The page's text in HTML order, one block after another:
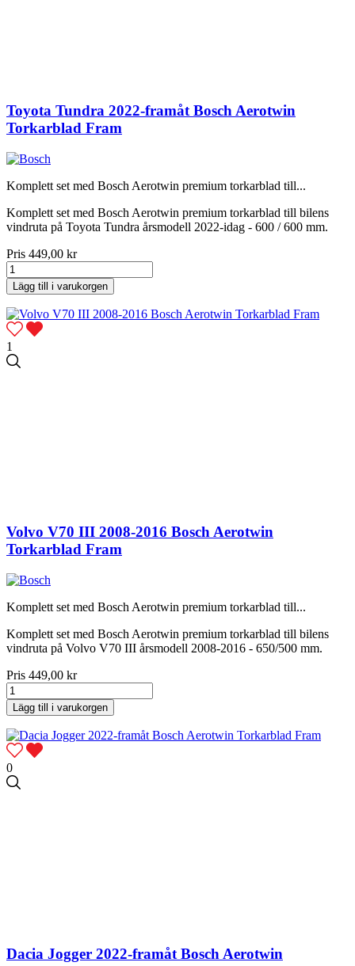
Toyota Tundra 2022-framåt Bosch Aerotwin
Torkarblad Fram
Komplett set med Bosch Aerotwin premium torkarblad till...
Komplett set med Bosch Aerotwin premium torkarblad till bilens
vindruta på Toyota Tundra årsmodell 2022-idag - 600 / 600 mm.
Pris 449,00 kr
Lägg till i varukorgen
1
Volvo V70 III 2008-2016 Bosch Aerotwin
Torkarblad Fram
Komplett set med Bosch Aerotwin premium torkarblad till...
Komplett set med Bosch Aerotwin premium torkarblad till bilens
vindruta på Volvo V70 III årsmodell 2008-2016 - 650/500 mm.
Pris 449,00 kr
Lägg till i varukorgen
0
Dacia Jogger 2022-framåt Bosch Aerotwin